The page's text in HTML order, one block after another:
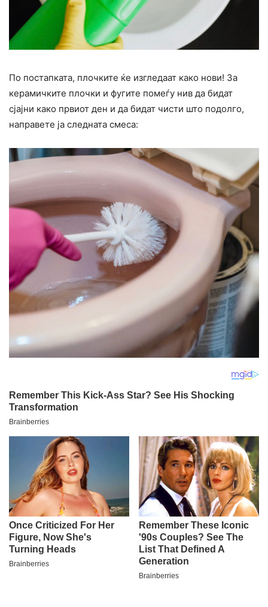
По постапката, плочките ќе изгледаат како нови! За
керамичките плочки и фугите помеѓу нив да бидат
сјајни како првиот ден и да бидат чисти што подолго,
направете ја следната смеса: